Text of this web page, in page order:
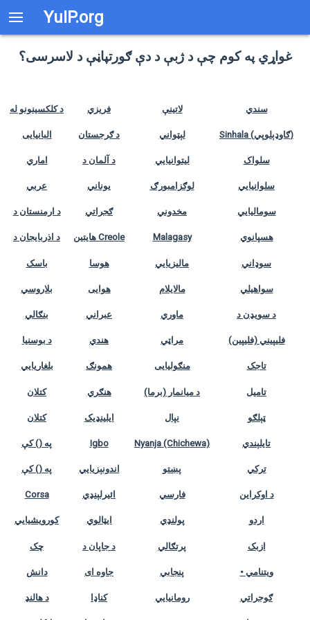
YuIP.org
غواړي په کوم چې د ژبې د دې ګورتپاڼې د لاسرسی؟
د کلکسینونو له
البانیایی
اماري
عربي
د ارمنستان د
د اذربایجان د
باسک
بلاروسي
بنګالي
د بوسنیا
بلغاریایي
کتلان
کتلان
په () کې
په () کې
Corsa
کورویشیایي
چک
دانش
د هالنډ
فريزي
د ګرجستان
د آلمان د
یوناني
ګجراتي
هایتین Creole
هوسا
هوایی
عبراني
هندي
همونګ
هنګري
ایلینډیک
Igbo
اندونېزیايي
ائيرلېنډي
ایټالوي
د جاپان د
جاوه ای
کناډا
لاتینې
لېټواني
لیتوانیایي
لوګزامبورګ
مخدوني
Malagasy
مالیزیایي
مالايلام
ماوري
مراټي
منګولیایی
د میانمار (برما)
نپال
Nyanja (Chichewa)
پښتو
فارسي
پولنډي
پرتګالي
پنجابي
رومانیايي
سندي
Sinhala (ګاوډېلوپي)
سلواک
سلوانیایي
سوماليايي
هسپانوي
سوډاني
سواهیلي
د سویډن د
فلیپیني (فليپين)
تاجک
تامیل
ټېلګو
تایلېندي
ترکي
د اوکراین
اردو
ازبک
• ویتنامي
ګوجراتي